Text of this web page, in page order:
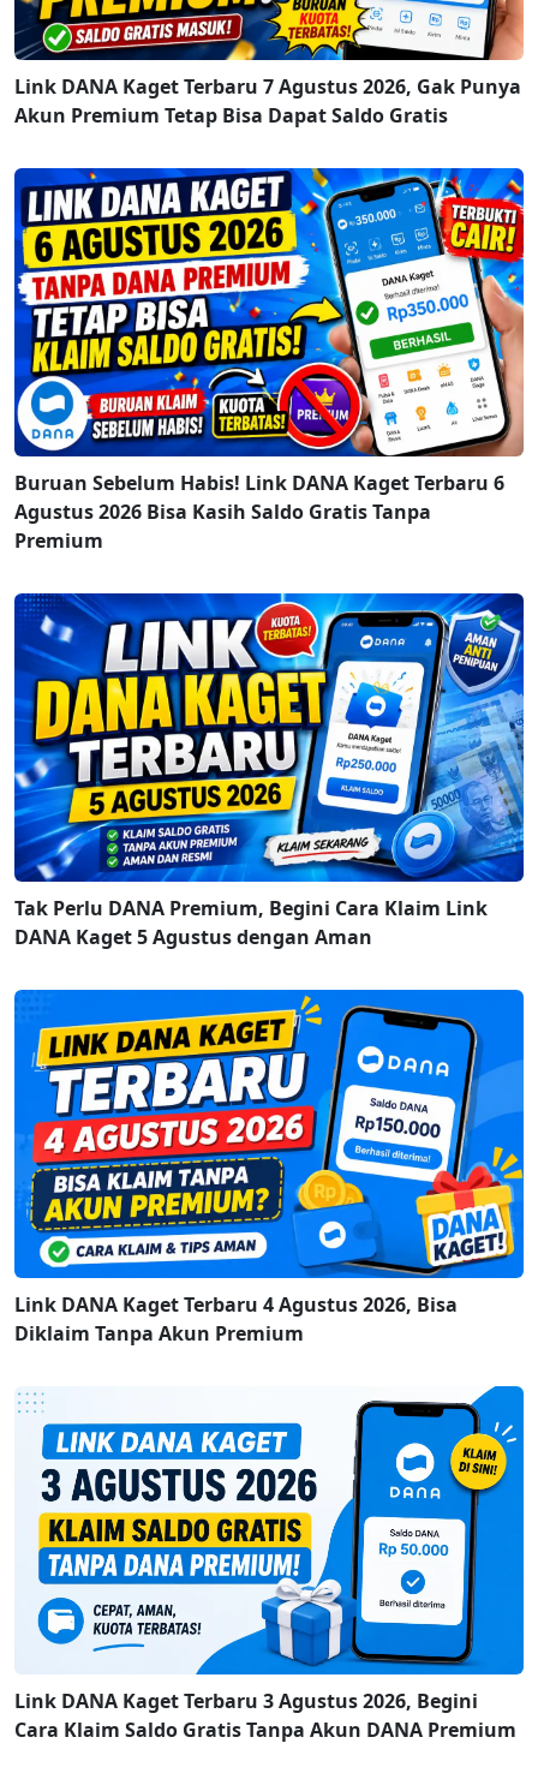
Link DANA Kaget Terbaru 7 Agustus 2026, Gak Punya
Akun Premium Tetap Bisa Dapat Saldo Gratis
Buruan Sebelum Habis! Link DANA Kaget Terbaru 6
Agustus 2026 Bisa Kasih Saldo Gratis Tanpa
Premium
Tak Perlu DANA Premium, Begini Cara Klaim Link
DANA Kaget 5 Agustus dengan Aman
Link DANA Kaget Terbaru 4 Agustus 2026, Bisa
Diklaim Tanpa Akun Premium
Link DANA Kaget Terbaru 3 Agustus 2026, Begini
Cara Klaim Saldo Gratis Tanpa Akun DANA Premium